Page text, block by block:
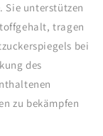
Sie unterstützen
tragen
bei
des
zu bekämpfen